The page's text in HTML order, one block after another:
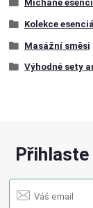
Míchané
Kolekce
Masážní směsi
Výhodné sety